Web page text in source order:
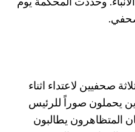
صحفيين لاعتداء اثناء
يحملون صوراً للرئيس
المتظاهرون يطالبون